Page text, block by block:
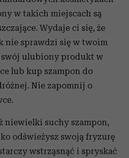
w takich miejscach są
Wydaje ci się, że
nie sprawdzi się w twoim
ulubiony produkt w
lub kup szampon do
Nie zapomnij o
niewielki suchy szampon,
odświeżysz swoją fryzurę
wstrząsnąć i spryskać